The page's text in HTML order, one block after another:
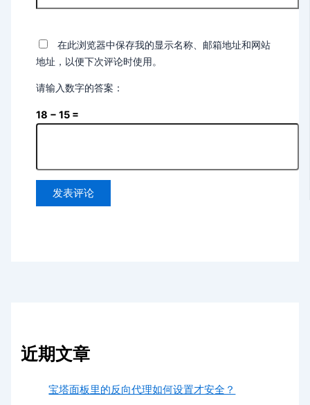
在此浏览器中保存我的显示名称、邮箱地址和网站
地址，以便下次评论时使用。
请输入数字的答案：
18 − 15 =
近期文章
宝塔面板里的反向代理如何设置才安全？